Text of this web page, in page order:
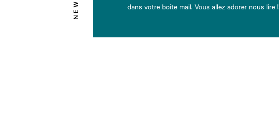
dans votre boîte mail. Vous allez adorer nous lire !